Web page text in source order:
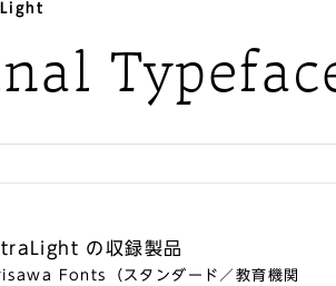
の収録製品
Fonts（スタンダード／教育機関